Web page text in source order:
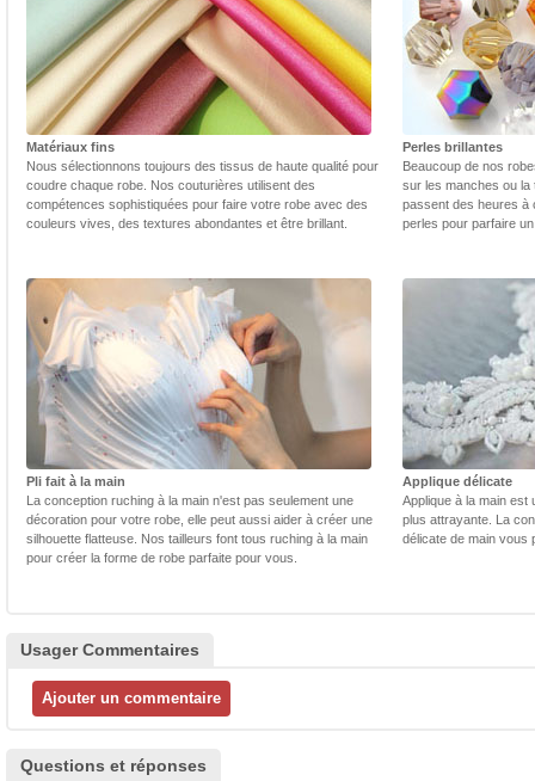
Matériaux fins
Nous sélectionnons toujours des tissus de haute qualité pour
coudre chaque robe. Nos couturières utilisent des
compétences sophistiquées pour faire votre robe avec des
couleurs vives, des textures abondantes et être brillant.
Perles brillantes
Beaucoup de nos
sur les manches ou la
passent des heures à
perles pour parfaire
Pli fait à la main
La conception ruching à la main n'est pas seulement une
décoration pour votre robe, elle peut aussi aider à créer une
silhouette flatteuse. Nos tailleurs font tous ruching à la main
pour créer la forme de robe parfaite pour vous.
Applique délicate
Applique à la main est
plus attrayante. La
délicate de main vous
Usager Commentaires
Questions et réponses